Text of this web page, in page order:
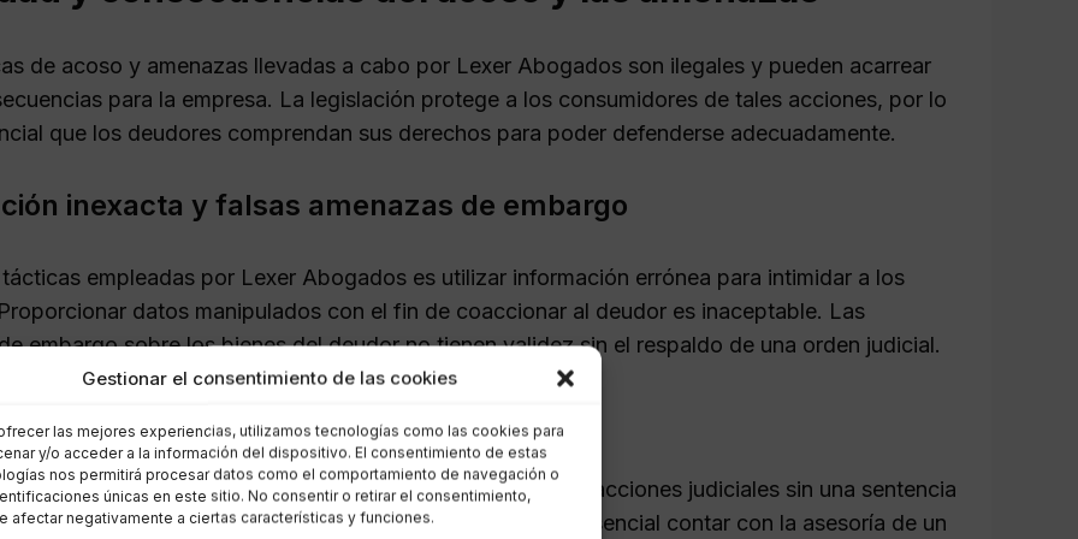
Gestionar el consentimiento de las cookies
las mejores experiencias, utilizamos tecnologías como las cookies para
y/o acceder a la información del dispositivo. El consentimiento de estas
nos permitirá procesar datos como el comportamiento de navegación o
únicas en este sitio. No consentir o retirar el consentimiento,
afectar negativamente a ciertas características y funciones.
de acoso y amenazas llevadas a cabo por Lexer Abogados son ilegales y pueden acarrear
para la empresa. La legislación protege a los consumidores de tales acciones, por lo
que los deudores comprendan sus derechos para poder defenderse adecuadamente.
inexacta y falsas amenazas de embargo
empleadas por Lexer Abogados es utilizar información errónea para intimidar a los
datos manipulados con el fin de coaccionar al deudor es inaceptable. Las
embargo sobre los bienes del deudor no tienen validez sin el respaldo de una orden judicial.
judiciales y validez legal
entender que Lexer Abogados no puede llevar a cabo acciones judiciales sin una sentencia
reclamación. Si esta empresa inicia un proceso legal, es esencial contar con la asesoría de un